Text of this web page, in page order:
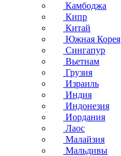
Камбоджа
Кипр
Китай
Южная Корея
Сингапур
Вьетнам
Грузия
Израиль
Индия
Индонезия
Иордания
Лаос
Малайзия
Мальдивы